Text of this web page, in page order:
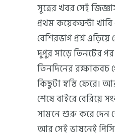
সূত্রের খবর সেই
প্রথম কয়েকঘন্টা খাবি
বেশিরভাগ প্রশ্ন এড়িয়ে
দুপুর সাড়ে তিনটের পর
তিনদিনের রক্ষাকবচ
কিছুটা স্বস্তি ফেরে।
শেষে বাইরে বেরিয়ে
সামনে শুরু করে দেন
আর সেই ভাষনেই